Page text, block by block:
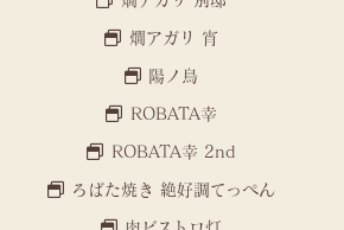
燗アガリ 宵
陽ノ鳥
ROBATA幸
ROBATA幸 2nd
ろばた焼き 絶好調てっぺん